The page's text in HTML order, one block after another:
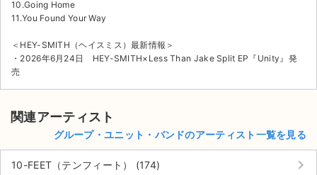
10.Going Home
11.You Found Your Way
＜HEY-SMITH（ヘイスミス）最新情報＞
・2026年6月24日 HEY-SMITH×Less Than Jake Split EP『Unity』発
売
関連アーティスト
グループ・ユニット・バンドのアーティスト一覧を見る
10-FEET（テンフィート） (174) keyboard_arrow_right